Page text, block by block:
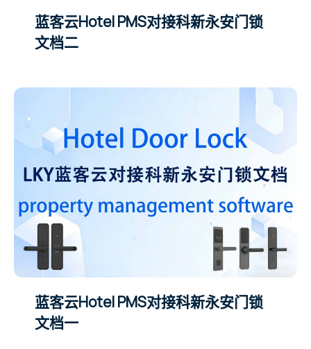
蓝客云Hotel PMS对接科新永安门锁
文档二
蓝客云Hotel PMS对接科新永安门锁
文档一